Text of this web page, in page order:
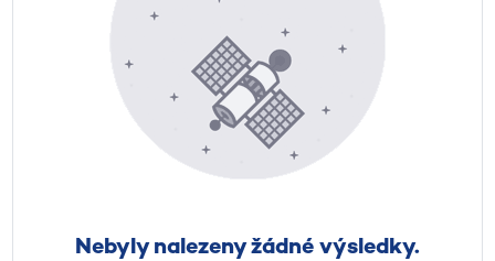
Nebyly nalezeny žádné výsledky.